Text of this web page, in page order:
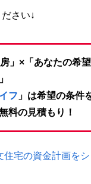
さい↓
房」×「あなたの希
フ 」は希望の条件
料の見積もり！
宅の資金計画を